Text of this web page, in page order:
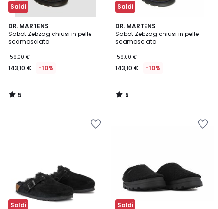
Saldi
DR. MARTENS
Sabot Zebzag chiusi in pelle
scamosciata
159,00 €
143,10 € -10%
5
/
5
5
/
Saldi
DR. MARTENS
Sabot Zebzag chiusi in pelle
scamosciata
159,00 €
143,10 € -10%
5
/
5
5
/
Saldi Saldi